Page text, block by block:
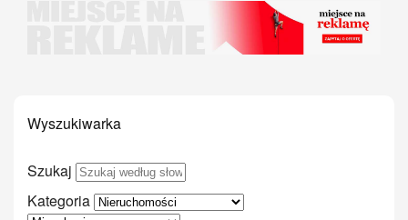
Wyszukiwarka
Szukaj
Kategoria